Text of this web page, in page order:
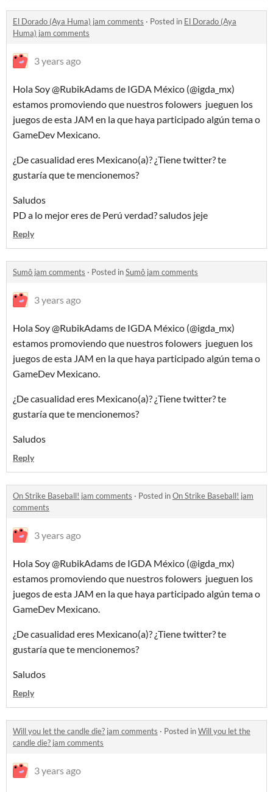
El Dorado (Aya Huma) jam comments · Posted in El Dorado (Aya
Huma) jam comments
3 years ago
Hola Soy @RubikAdams de IGDA México (@igda_mx)
estamos promoviendo que nuestros folowers jueguen los
juegos de esta JAM en la que haya participado algún tema o
GameDev Mexicano.
¿De casualidad eres Mexicano(a)? ¿Tiene twitter? te
gustaría que te mencionemos?
Saludos
PD a lo mejor eres de Perú verdad? saludos jeje
Reply
Sumô jam comments · Posted inSumô jam comments
3 years ago
Hola Soy @RubikAdams de IGDA México (@igda_mx)
estamos promoviendo que nuestros folowers jueguen los
juegos de esta JAM en la que haya participado algún tema o
GameDev Mexicano.
¿De casualidad eres Mexicano(a)? ¿Tiene twitter? te
gustaría que te mencionemos?
Saludos
Reply
On Strike Baseball! jam comments · Posted inOn Strike Baseball! jam
comments
3 years ago
Hola Soy @RubikAdams de IGDA México (@igda_mx)
estamos promoviendo que nuestros folowers jueguen los
juegos de esta JAM en la que haya participado algún tema o
GameDev Mexicano.
¿De casualidad eres Mexicano(a)? ¿Tiene twitter? te
gustaría que te mencionemos?
Saludos
Reply
Will you let the candle die? jam comments · Posted inWill you let the
candle die? jam comments
3 years ago